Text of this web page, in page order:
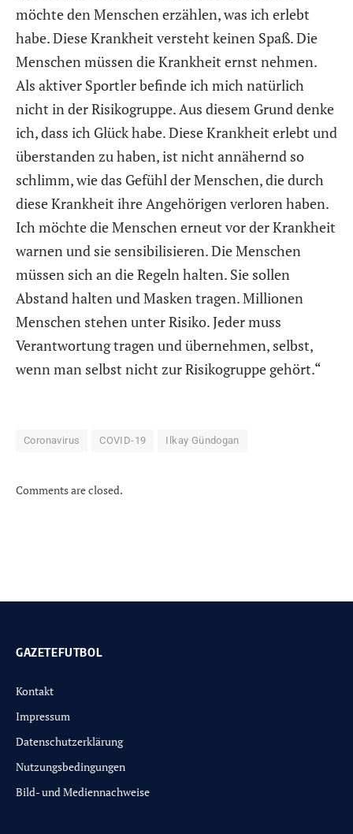
möchte den Menschen erzählen, was ich erlebt
habe. Diese Krankheit versteht keinen Spaß. Die
Menschen müssen die Krankheit ernst nehmen.
Als aktiver Sportler befinde ich mich natürlich
nicht in der Risikogruppe. Aus diesem Grund denke
ich, dass ich Glück habe. Diese Krankheit erlebt und
überstanden zu haben, ist nicht annähernd so
schlimm, wie das Gefühl der Menschen, die durch
diese Krankheit ihre Angehörigen verloren haben.
Ich möchte die Menschen erneut vor der Krankheit
warnen und sie sensibilisieren. Die Menschen
müssen sich an die Regeln halten. Sie sollen
Abstand halten und Masken tragen. Millionen
Menschen stehen unter Risiko. Jeder muss
Verantwortung tragen und übernehmen, selbst,
wenn man selbst nicht zur Risikogruppe gehört.“
Coronavirus COVID-19 Ilkay Gündogan
Comments are closed.
GAZETEFUTBOL
Kontakt
Impressum
Datenschutzerklärung
Nutzungsbedingungen
Bild- und Mediennachweise